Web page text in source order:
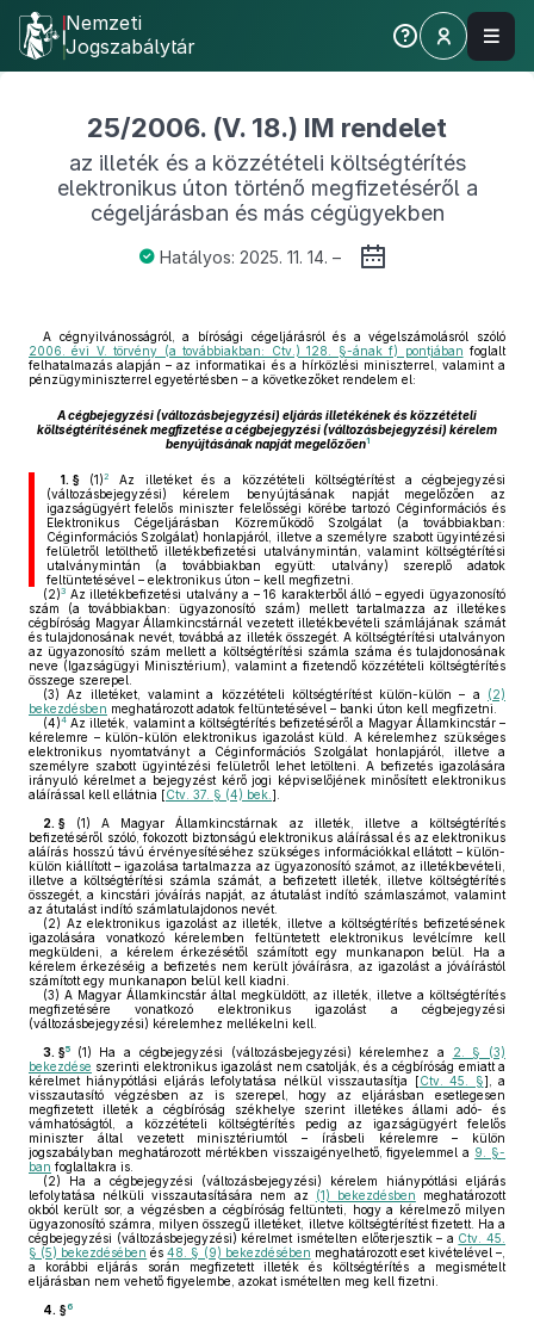
Nemzeti
Jogszabálytár
25/2006. (V. 18.) IM rendelet
az illeték és a közzétételi költségtérítés
elektronikus úton történő megfizetéséről a
cégeljárásban és más cégügyekben
Hatályos: 2025. 11. 14. –
A cégnyilvánosságról, a bírósági cégeljárásról és a végelszámolásról szóló
2006. évi V. törvény (a továbbiakban: Ctv.) 128. §-ának f) pontjában foglalt
felhatalmazás alapján – az informatikai és a hírközlési miniszterrel, valamint a
pénzügyminiszterrel egyetértésben – a következőket rendelem el:
A cégbejegyzési (változásbejegyzési) eljárás illetékének és közzétételi
költségtérítésének megfizetése a cégbejegyzési (változásbejegyzési) kérelem
benyújtásának napját megelőzően1
1. §(1)2
Az illetéket és a közzétételi költségtérítést a cégbejegyzési
(változásbejegyzési) kérelem benyújtásának napját megelőzően az
igazságügyért felelős miniszter felelősségi körébe tartozó Céginformációs és
Elektronikus Cégeljárásban Közreműködő Szolgálat (a továbbiakban:
Céginformációs Szolgálat) honlapjáról, illetve a személyre szabott ügyintézési
felületről letölthető illetékbefizetési utalványmintán, valamint költségtérítési
utalványmintán (a továbbiakban együtt: utalvány) szereplő adatok
feltüntetésével – elektronikus úton – kell megfizetni.
(2)3 Az illetékbefizetési utalvány a – 16 karakterből álló – egyedi ügyazonosító
szám (a továbbiakban: ügyazonosító szám) mellett tartalmazza az illetékes
cégbíróság Magyar Államkincstárnál vezetett illetékbevételi számlájának számát
és tulajdonosának nevét, továbbá az illeték összegét. A költségtérítési utalványon
az ügyazonosító szám mellett a költségtérítési számla száma és tulajdonosának
neve (Igazságügyi Minisztérium), valamint a fizetendő közzétételi költségtérítés
összege szerepel.
(3) Az illetéket, valamint a közzétételi költségtérítést külön-külön – a (2)
bekezdésben meghatározott adatok feltüntetésével – banki úton kell megfizetni.
(4)4 Az illeték, valamint a költségtérítés befizetéséről a Magyar Államkincstár –
kérelemre – külön-külön elektronikus igazolást küld. A kérelemhez szükséges
elektronikus nyomtatványt a Céginformációs Szolgálat honlapjáról, illetve a
személyre szabott ügyintézési felületről lehet letölteni. A befizetés igazolására
irányuló kérelmet a bejegyzést kérő jogi képviselőjének minősített elektronikus
aláírással kell ellátnia [Ctv. 37. § (4) bek. ].
2. § (1) A Magyar Államkincstárnak az illeték, illetve a költségtérítés
befizetéséről szóló, fokozott biztonságú elektronikus aláírással és az elektronikus
aláírás hosszú távú érvényesítéséhez szükséges információkkal ellátott – külön-
külön kiállított – igazolása tartalmazza az ügyazonosító számot, az illetékbevételi,
illetve a költségtérítési számla számát, a befizetett illeték, illetve költségtérítés
összegét, a kincstári jóváírás napját, az átutalást indító számlaszámot, valamint
az átutalást indító számlatulajdonos nevét.
(2) Az elektronikus igazolást az illeték, illetve a költségtérítés befizetésének
igazolására vonatkozó kérelemben feltüntetett elektronikus levélcímre kell
megküldeni, a kérelem érkezésétől számított egy munkanapon belül. Ha a
kérelem érkezéséig a befizetés nem került jóváírásra, az igazolást a jóváírástól
számított egy munkanapon belül kell kiadni.
(3) A Magyar Államkincstár által megküldött, az illeték, illetve a költségtérítés
megfizetésére vonatkozó elektronikus igazolást a cégbejegyzési
(változásbejegyzési) kérelemhez mellékelni kell.
3. §5 (1) Ha a cégbejegyzési (változásbejegyzési) kérelemhez a
2. § (3)
bekezdése szerinti elektronikus igazolást nem csatolják, és a cégbíróság emiatt a
kérelmet hiánypótlási eljárás lefolytatása nélkül visszautasítja [Ctv. 45. §], a
visszautasító végzésben az is szerepel, hogy az eljárásban esetlegesen
megfizetett illeték a cégbíróság székhelye szerint illetékes állami adó- és
vámhatóságtól, a közzétételi költségtérítés pedig az igazságügyért felelős
miniszter által vezetett minisztériumtól – írásbeli kérelemre – külön
jogszabályban meghatározott mértékben visszaigényelhető, figyelemmel a 9. §-
ban foglaltakra is.
(2) Ha a cégbejegyzési (változásbejegyzési) kérelem hiánypótlási eljárás
lefolytatása nélküli visszautasítására nem az
(1) bekezdésben meghatározott
okból került sor, a végzésben a cégbíróság feltünteti, hogy a kérelmező milyen
ügyazonosító számra, milyen összegű illetéket, illetve költségtérítést fizetett. Ha a
cégbejegyzési (változásbejegyzési) kérelmet ismételten előterjesztik – a Ctv. 45.
§ (5) bekezdésében és48. § (9) bekezdésében meghatározott eset kivételével –,
a korábbi eljárás során megfizetett illeték és költségtérítés a megismételt
eljárásban nem vehető figyelembe, azokat ismételten meg kell fizetni.
4. §6